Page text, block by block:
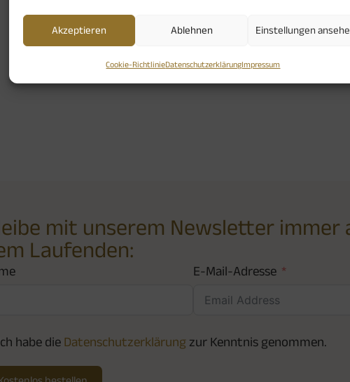
Akzeptieren Ablehnen Einstellungen
Cookie-RichtlinieDatenschutzerklärungImpressum
Veranstaltungsort
Arndtstr. 8 (Rückgebäude), 80469 München
mit unserem Newsletter immer
Laufenden:
E-Mail-Adresse
habe die Datenschutzerklärung zur Kenntnis genommen.